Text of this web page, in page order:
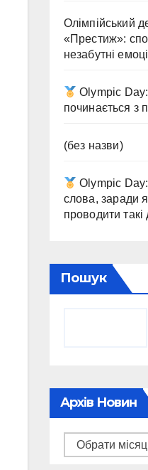
Олімпійський
«Престиж»:
незабутні
Olympic
починається з
(без назви)
Olympic
слова, заради
проводити такі
Пошук
Архів Новин
Архів